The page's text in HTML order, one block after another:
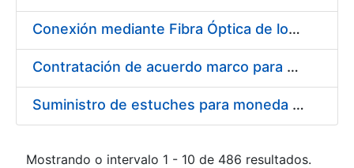
Conexión mediante Fibra Óptica de los Centros de Proceso de Datos (CPDs) de las sedes de la FNMT-RCM de Burgos y Madrid
Contratación de acuerdo marco para el Suministro de Material de Electricidad para la Fábrica Nacional de Moneda y Timbre-Real Casa de la Moneda en su centro de trabajo de Burgos
Suministro de estuches para moneda de 30 €
Mostrando o intervalo 1 - 10 de 486 resultados.